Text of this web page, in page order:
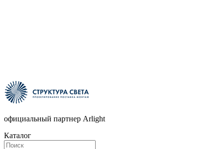
официальный партнер Arlight
Каталог